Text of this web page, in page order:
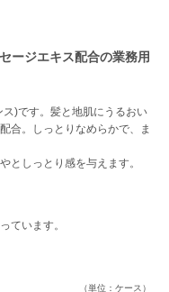
ージエキス配合の業務用
)です。髪と地肌にうるおい
合。しっとりなめらかで、ま
としっとり感を与えます。
ています。
（単位：ケース）